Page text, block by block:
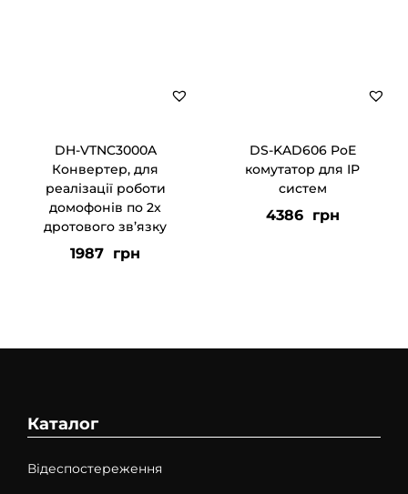
DH-VTNC3000A
Конвертер, для
реалізації роботи
домофонів по 2x
дротового зв’язку
1987 грн
DS-KAD606 PoE
комутатор для IP
систем
4386 грн
Каталог
Відеспостереження